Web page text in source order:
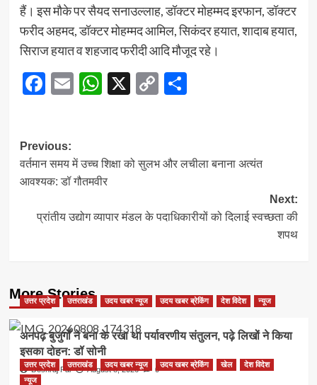
हैं। इस मौके पर सैयद सनाउल्लाह, डॉक्टर मोहम्मद इरफान, डॉक्टर
फरीद अहमद, डॉक्टर मोहम्मद आमिल, सिकंदर हयात, शादाब हयात,
सिराज हयात व शहजाद फरीदी आदि मौजूद रहे।
Facebook
EmailWhatsApp
X CopyShare
Post
navigation
Previous:
वर्तमान समय में उच्च शिक्षा को सुलभ और लचीला बनाना अत्यंत
आवश्यक: डॉ गौतमवीर
Next:
प्रांतीय उद्योग व्यापार मंडल के पदाधिकारीयों को दिलाई स्वच्छता की
शपथ
More Stories
उत्तर प्रदेश उत्तराखंड उदय खबर न्यूज उदय खबर ब्रेकिंग देश विदेश न्यूज
अनपढ़ बुजुर्गों ने बना के रखा था पर्यावरणीय संतुलन, पढ़े लिखों ने किया
इसका दोहन: डॉ सोनी
Deshraj Pal August 8, 2026 0
उत्तर प्रदेश उत्तराखंड उदय खबर न्यूज उदय खबर ब्रेकिंग खेल
देश विदेश
न्यूज